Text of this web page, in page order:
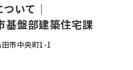
いて｜
基盤部建築住宅課
市中央町1-1